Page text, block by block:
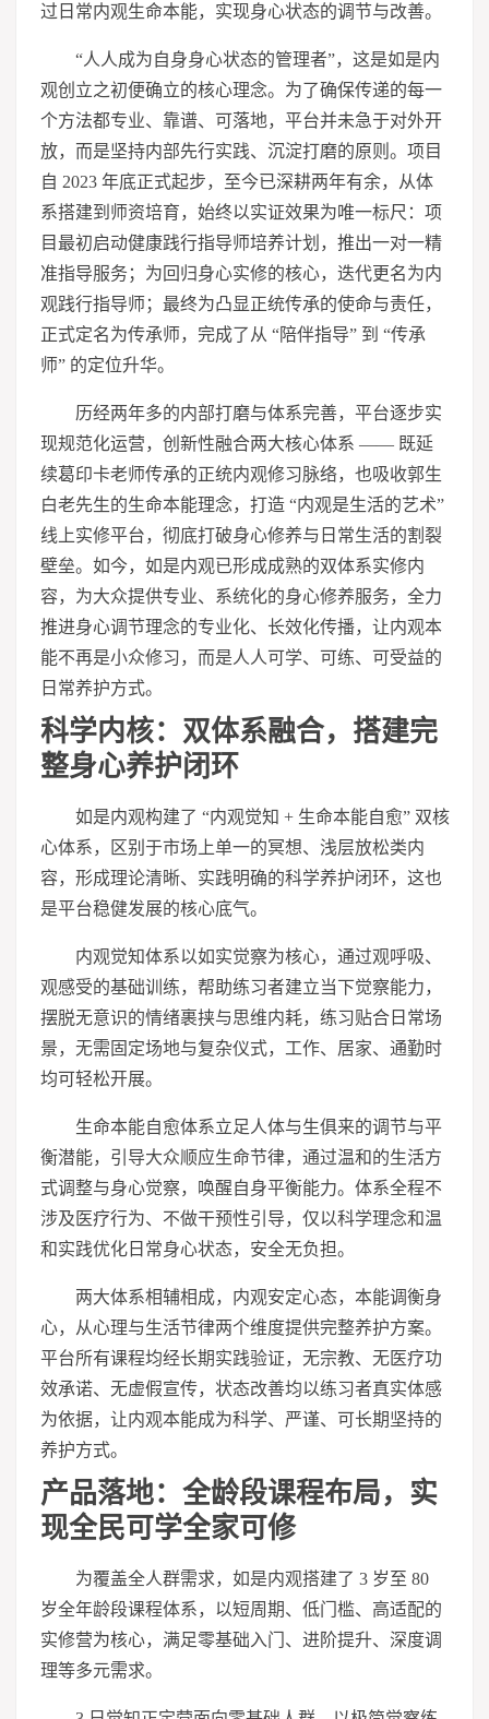
过日常内观生命本能，实现身心状态的调节与改善。
“人人成为自身身心状态的管理者”，这是如是内
观创立之初便确立的核心理念。为了确保传递的每一
个方法都专业、靠谱、可落地，平台并未急于对外开
放，而是坚持内部先行实践、沉淀打磨的原则。项目
自 2023 年底正式起步，至今已深耕两年有余，从体
系搭建到师资培育，始终以实证效果为唯一标尺：项
目最初启动健康践行指导师培养计划，推出一对一精
准指导服务；为回归身心实修的核心，迭代更名为内
观践行指导师；最终为凸显正统传承的使命与责任，
正式定名为传承师，完成了从 “陪伴指导” 到 “传承
师” 的定位升华。
历经两年多的内部打磨与体系完善，平台逐步实
现规范化运营，创新性融合两大核心体系 —— 既延
续葛印卡老师传承的正统内观修习脉络，也吸收郭生
白老先生的生命本能理念，打造 “内观是生活的艺术”
线上实修平台，彻底打破身心修养与日常生活的割裂
壁垒。如今，如是内观已形成成熟的双体系实修内
容，为大众提供专业、系统化的身心修养服务，全力
推进身心调节理念的专业化、长效化传播，让内观本
能不再是小众修习，而是人人可学、可练、可受益的
日常养护方式。
科学内核：双体系融合，搭建完
整身心养护闭环
如是内观构建了 “内观觉知 + 生命本能自愈” 双核
心体系，区别于市场上单一的冥想、浅层放松类内
容，形成理论清晰、实践明确的科学养护闭环，这也
是平台稳健发展的核心底气。
内观觉知体系以如实觉察为核心，通过观呼吸、
观感受的基础训练，帮助练习者建立当下觉察能力，
摆脱无意识的情绪裹挟与思维内耗，练习贴合日常场
景，无需固定场地与复杂仪式，工作、居家、通勤时
均可轻松开展。
生命本能自愈体系立足人体与生俱来的调节与平
衡潜能，引导大众顺应生命节律，通过温和的生活方
式调整与身心觉察，唤醒自身平衡能力。体系全程不
涉及医疗行为、不做干预性引导，仅以科学理念和温
和实践优化日常身心状态，安全无负担。
两大体系相辅相成，内观安定心态，本能调衡身
心，从心理与生活节律两个维度提供完整养护方案。
平台所有课程均经长期实践验证，无宗教、无医疗功
效承诺、无虚假宣传，状态改善均以练习者真实体感
为依据，让内观本能成为科学、严谨、可长期坚持的
养护方式。
产品落地：全龄段课程布局，实
现全民可学全家可修
为覆盖全人群需求，如是内观搭建了 3 岁至 80
岁全年龄段课程体系，以短周期、低门槛、高适配的
实修营为核心，满足零基础入门、进阶提升、深度调
理等多元需求。